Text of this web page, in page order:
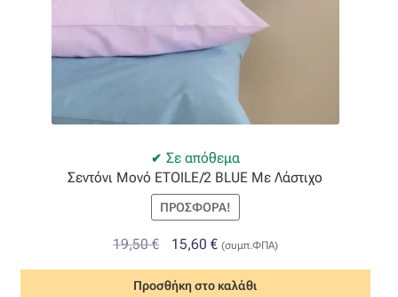
Σε απόθεμα
Σεντόνι Μονό ETOILE/2 BLUE Με Λάστιχο
ΠΡΟΣΦΟΡΆ!
19,50€
Original
was:
15,60 €Η
τιμή
(συμπ.ΦΠΑ)
Προσθήκη στο καλάθι